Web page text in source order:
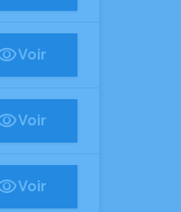
Voir
Voir
Voir